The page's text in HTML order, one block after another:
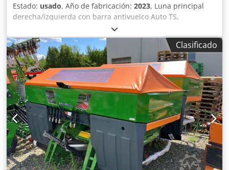
Estado: usado, Año de fabricación: 2023, Luna principal
derecha/izquierda con barra antivuelco Auto TS,
dispositivo parcial / abatible, montado de fábrica. Sensor
de inclinación para sistema de pesaje electrónico / ajuste
del sistema de guía. Componentes de instalación para
sistema de pesaje profesional para dispositivos base ZA
LED / iluminación trasera manual. Dsdpet A Udgjfx Akwskr
Clasificado